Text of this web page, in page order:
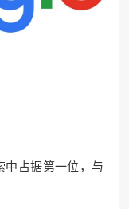
中占据第一位，与